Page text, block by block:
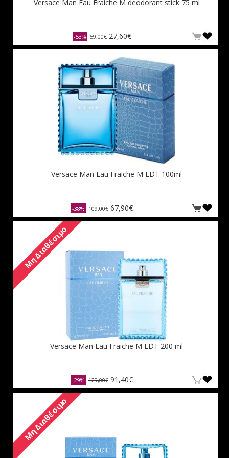
Versace Man Eau Fraiche M deodorant stick 75 ml
-53% 59,00€ 27,60€
Versace Man Eau Fraiche M EDT 100ml
-38% 109,00€ 67,90€
Μη Διαθέσιμο
Versace Man Eau Fraiche M EDT 200 ml
-29% 129,00€ 91,40€
Μη Διαθέσιμο